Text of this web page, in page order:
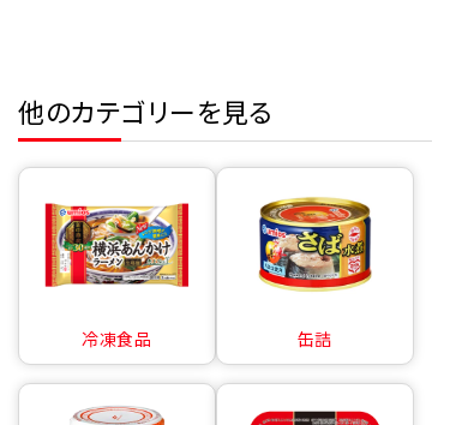
他のカテゴリーを見る
冷凍食品 缶詰